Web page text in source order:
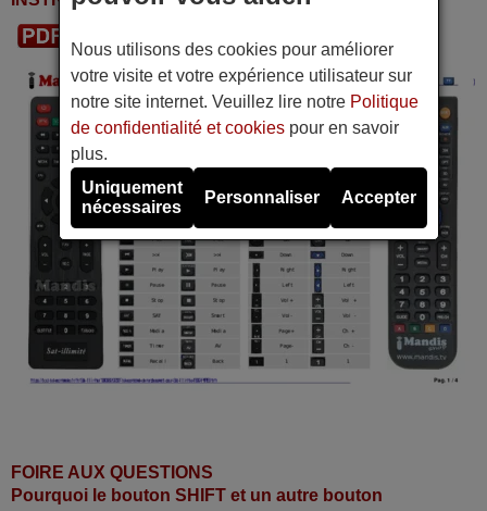
FOIRE AUX QUESTIONS
Pourquoi le bouton SHIFT et un autre bouton
Nous utilisons des cookies pour améliorer
votre visite et votre expérience utilisateur sur
notre site internet. Veuillez lire notre Politique
de confidentialité et cookiespour en savoir
plus.
Uniquement
nécessaires
Personnaliser Accepter